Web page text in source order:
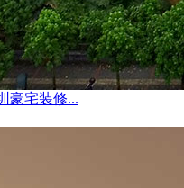
豪宅装修...